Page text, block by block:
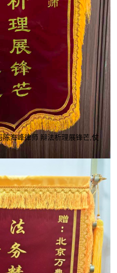
陈海峰律师 辩法析理展锋芒,仗